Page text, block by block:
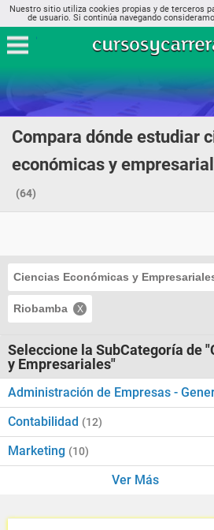
Nuestro sitio utiliza cookies propias y de terceros
de usuario. Si continúa navegando
Compara dónde estudiar
económicas y
(64)
Ciencias Económicas y
Riobamba
Seleccione la SubCategoría de
y Empresariales"
Administración de Empresas -
Contabilidad (12)
Marketing (10)
Ver Más